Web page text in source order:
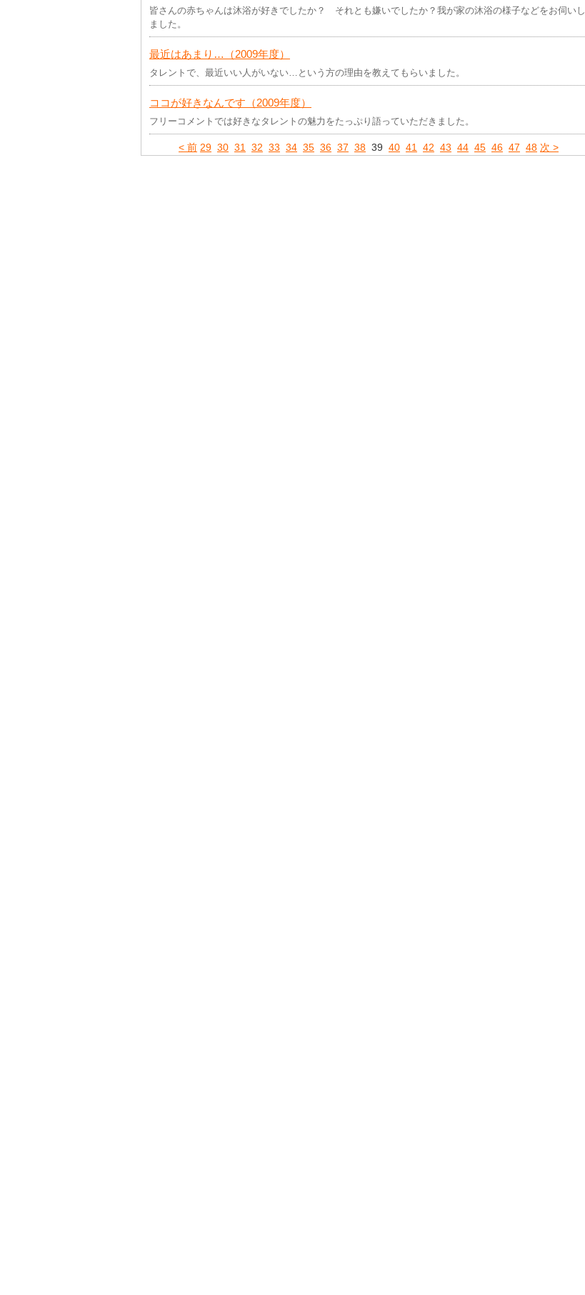
皆さんの赤ちゃんは沐浴が好きでしたか？ それとも嫌いでしたか？我が家の沐浴の様子などをお伺いし
ました。
最近はあまり…（2009年度）
タレントで、最近いい人がいない…という方の理由を教えてもらいました。
ココが好きなんです（2009年度）
フリーコメントでは好きなタレントの魅力をたっぷり語っていただきました。
< 前 29 30 31 32 33 34 35 36 37 38 39 40 41 42 43 44 45 46 47 48 次 >